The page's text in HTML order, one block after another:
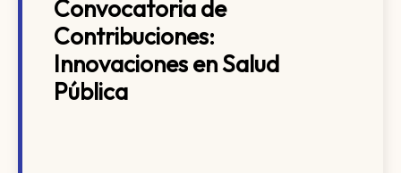
Convocatoria de
Contribuciones:
Innovaciones en Salud
Pública